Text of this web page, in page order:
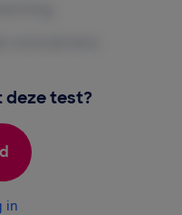
deze test?
in